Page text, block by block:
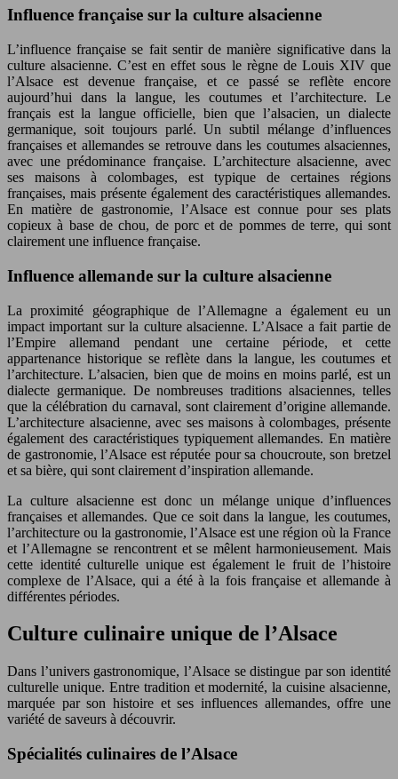
Influence française sur la culture alsacienne
L’influence française se fait sentir de manière significative dans la
culture alsacienne. C’est en effet sous le règne de Louis XIV que
l’Alsace est devenue française, et ce passé se reflète encore
aujourd’hui dans la langue, les coutumes et l’architecture. Le
français est la langue officielle, bien que l’alsacien, un dialecte
germanique, soit toujours parlé. Un subtil mélange d’influences
françaises et allemandes se retrouve dans les coutumes alsaciennes,
avec une prédominance française. L’architecture alsacienne, avec
ses maisons à colombages, est typique de certaines régions
françaises, mais présente également des caractéristiques allemandes.
En matière de gastronomie, l’Alsace est connue pour ses plats
copieux à base de chou, de porc et de pommes de terre, qui sont
clairement une influence française.
Influence allemande sur la culture alsacienne
La proximité géographique de l’Allemagne a également eu un
impact important sur la culture alsacienne. L’Alsace a fait partie de
l’Empire allemand pendant une certaine période, et cette
appartenance historique se reflète dans la langue, les coutumes et
l’architecture. L’alsacien, bien que de moins en moins parlé, est un
dialecte germanique. De nombreuses traditions alsaciennes, telles
que la célébration du carnaval, sont clairement d’origine allemande.
L’architecture alsacienne, avec ses maisons à colombages, présente
également des caractéristiques typiquement allemandes. En matière
de gastronomie, l’Alsace est réputée pour sa choucroute, son bretzel
et sa bière, qui sont clairement d’inspiration allemande.
La culture alsacienne est donc un mélange unique d’influences
françaises et allemandes. Que ce soit dans la langue, les coutumes,
l’architecture ou la gastronomie, l’Alsace est une région où la France
et l’Allemagne se rencontrent et se mêlent harmonieusement. Mais
cette identité culturelle unique est également le fruit de l’histoire
complexe de l’Alsace, qui a été à la fois française et allemande à
différentes périodes.
Culture culinaire unique de l’Alsace
Dans l’univers gastronomique, l’Alsace se distingue par son identité
culturelle unique. Entre tradition et modernité, la cuisine alsacienne,
marquée par son histoire et ses influences allemandes, offre une
variété de saveurs à découvrir.
Spécialités culinaires de l’Alsace